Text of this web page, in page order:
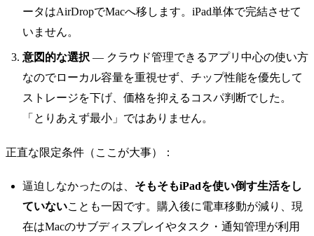
ータはAirDropでMacへ移します。iPad単体で完結させて
いません。
意図的な選択 — クラウド管理できるアプリ中心の使い方
なのでローカル容量を重視せず、チップ性能を優先して
ストレージを下げ、価格を抑えるコスパ判断でした。
「とりあえず最小」ではありません。
正直な限定条件（ここが大事）：
逼迫しなかったのは、 そもそもiPadを使い倒す生活をし
ていないことも一因です。購入後に電車移動が減り、現
在はMacのサブディスプレイやタスク・通知管理が利用